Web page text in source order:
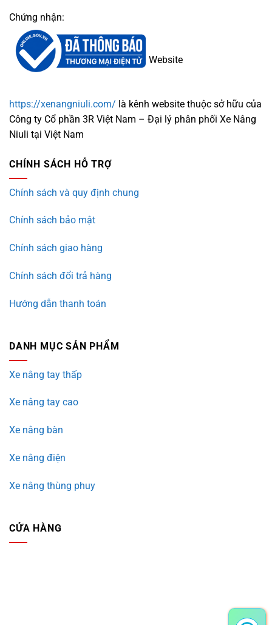
Chứng nhận:
Website
https://xenangniuli.com/ là kênh website thuộc sở hữu của
Công ty Cổ phần 3R Việt Nam – Đại lý phân phối Xe Nâng
Niuli tại Việt Nam
CHÍNH SÁCH HỖ TRỢ
Chính sách và quy định chung
Chính sách bảo mật
Chính sách giao hàng
Chính sách đổi trả hàng
Hướng dẫn thanh toán
DANH MỤC SẢN PHẨM
Xe nâng tay thấp
Xe nâng tay cao
Xe nâng bàn
Xe nâng điện
Xe nâng thùng phuy
CỬA HÀNG